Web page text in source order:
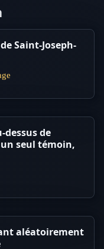
Saint-Joseph-
dessus de
seul témoin,
aléatoirement